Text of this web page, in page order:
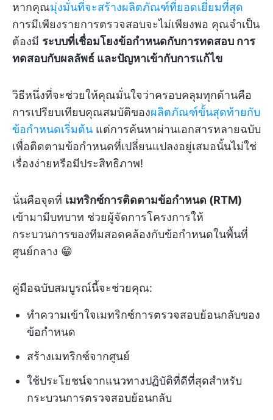
หากคุณมุ่งมั่นที่จะสร้างผลิตภัณฑ์ที่ยอดเยี่ยมที่สุด
การมีเพียงรายการตรวจสอบจะไม่เพียงพอ คุณจำเป็น
ต้องมี ระบบที่เชื่อมโยงข้อกำหนดกับการทดสอบ การ
ทดสอบกับผลลัพธ์ และปัญหาเข้ากับการแก้ไข
วิธีหนึ่งที่จะช่วยให้คุณมั่นใจว่าครอบคลุมทุกด้านคือ
การเปรียบเทียบคุณสมบัติของผลิตภัณฑ์ขั้นสุดท้ายกับ
ข้อกำหนดเริ่มต้น แต่การค้นหาผ่านเอกสารหลายฉบับ
เพื่อติดตามข้อกำหนดที่เปลี่ยนแปลงอยู่เสมอนั้นไม่ใช่
เรื่องง่ายหรือมีประสิทธิภาพ!
นั่นคือจุดที่ เมทริกซ์การติดตามข้อกำหนด (RTM)
เข้ามามีบทบาท ช่วยผู้จัดการโครงการให้
กระบวนการของทีมสอดคล้องกับข้อกำหนดในพื้นที่
ศูนย์กลาง 😁
คู่มือฉบับสมบูรณ์นี้จะช่วยคุณ:
ทำความเข้าใจเมทริกซ์การตรวจสอบย้อนกลับของ
ข้อกำหนด
สร้างเมทริกซ์จากศูนย์
ใช้ประโยชน์จากแนวทางปฏิบัติที่ดีที่สุดสำหรับ
กระบวนการตรวจสอบย้อนกลับ